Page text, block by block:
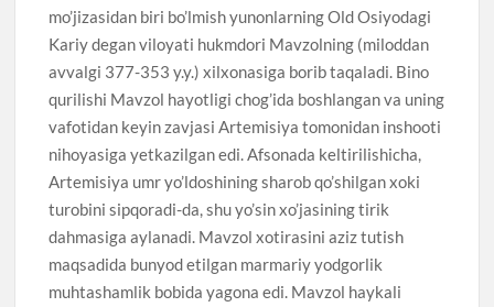
mo’jizasidan biri bo’lmish yunonlarning Old Osiyodagi
Kariy degan viloyati hukmdori Mavzolning (miloddan
avvalgi 377-353 y.y.) xilxonasiga borib taqaladi. Bino
qurilishi Mavzol hayotligi chog’ida boshlangan va uning
vafotidan keyin zavjasi Artemisiya tomonidan inshooti
nihoyasiga yetkazilgan edi. Afsonada keltirilishicha,
Artemisiya umr yo’ldoshining sharob qo’shilgan xoki
turobini sipqoradi-da, shu yo’sin xo’jasining tirik
dahmasiga aylanadi. Mavzol xotirasini aziz tutish
maqsadida bunyod etilgan marmariy yodgorlik
muhtashamlik bobida yagona edi. Mavzol haykali